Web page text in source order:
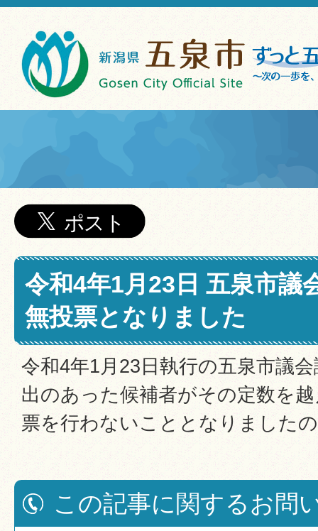
令和4年1月23日 五泉市議
無投票となりました
令和4年1月23日執行の五泉市議
出のあった候補者がその定数を
票を行わないこととなりました
この記事に関するお問